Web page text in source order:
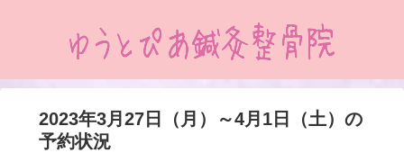
2023年3月27日（月）～4月1日（土）の
予約状況